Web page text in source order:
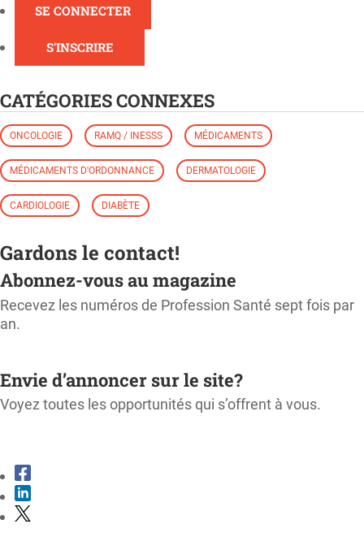
SE CONNECTER
S'INSCRIRE
CATÉGORIES CONNEXES
ONCOLOGIE RAMQ / INESSS MÉDICAMENTS
MÉDICAMENTS D'ORDONNANCE DERMATOLOGIE
CARDIOLOGIE DIABÈTE
Gardons le contact!
Abonnez-vous au magazine
Recevez les numéros de Profession Santé sept fois par
an.
Envie d’annoncer sur le site?
Voyez toutes les opportunités qui s’offrent à vous.